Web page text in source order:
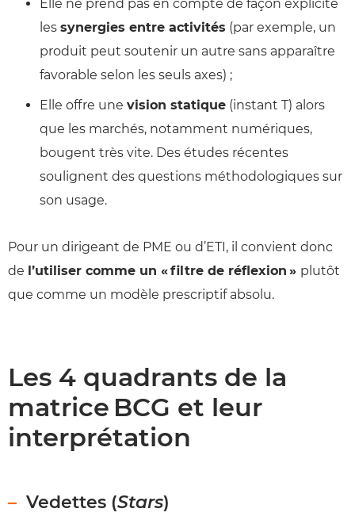
Elle ne prend pas en compte de façon explicite
les synergies entre activités (par exemple, un
produit peut soutenir un autre sans apparaître
favorable selon les seuls axes) ;
Elle offre une vision statique (instant T) alors
que les marchés, notamment numériques,
bougent très vite. Des études récentes
soulignent des questions méthodologiques sur
son usage.
Pour un dirigeant de PME ou d’ETI, il convient donc
de l’utiliser comme un « filtre de réflexion » plutôt
que comme un modèle prescriptif absolu.
Les 4 quadrants de la
matrice BCG et leur
interprétation
Vedettes (Stars)